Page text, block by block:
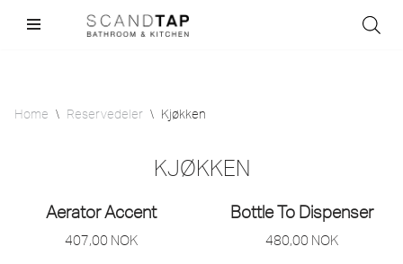
Home \ Reservedeler \ Kjøkken
KJØKKEN
Aerator Accent
407,00 NOK
Bottle To Dispenser
480,00 NOK